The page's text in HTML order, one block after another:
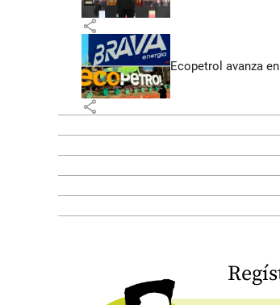
share
Ecopetrol avanza
share